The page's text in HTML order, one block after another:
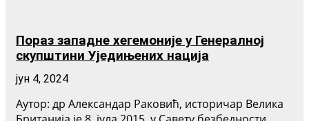
Пораз западне хегемоније у Генералној
скупштини Уједињених нација
јун 4, 2024
Аутор: др Александар Раковић, историчар Велика